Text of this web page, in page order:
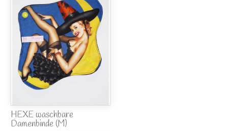
HEXE waschbare
Damenbinde (M)